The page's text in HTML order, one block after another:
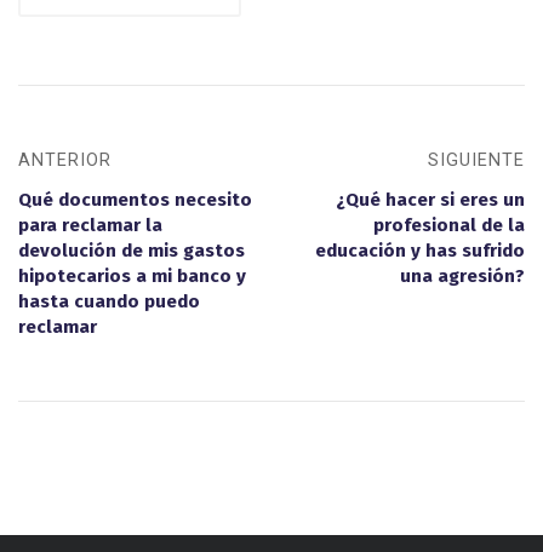
ANTERIOR
Qué documentos necesito
para reclamar la
devolución de mis gastos
hipotecarios a mi banco y
hasta cuando puedo
reclamar
SIGUIENTE
¿Qué hacer si eres un
profesional de la
educación y has sufrido
una agresión?